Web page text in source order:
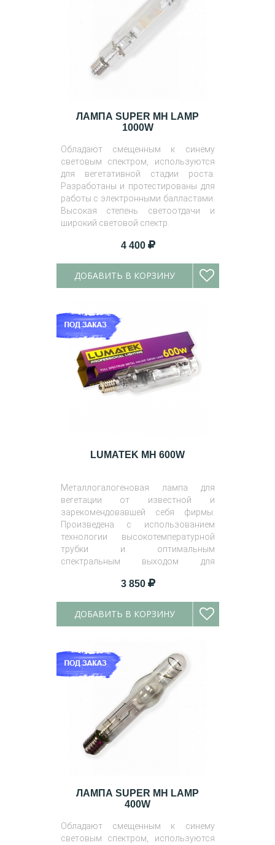
ЛАМПА SUPER MH LAMP
1000W
Обладают смещенным к синему
световым спектром, используются
для вегетативной стадии роста.
Разработаны и протестированы для
работы с электронными балластами.
Высокая степень светоотдачи и
широкий световой спектр.
4 400
ДОБАВИТЬ В КОРЗИНУ
LUMATEK MH 600W
Металлогалогеновая лампа для
вегетации от известной и
зарекомендовавшей себя фирмы.
Произведена с использованием
технологии высокотемпературной
трубки и оптимальным
спектральным выходом для
3 850
ДОБАВИТЬ В КОРЗИНУ
ЛАМПА SUPER MH LAMP
400W
Обладают смещенным к синему
световым спектром, используются